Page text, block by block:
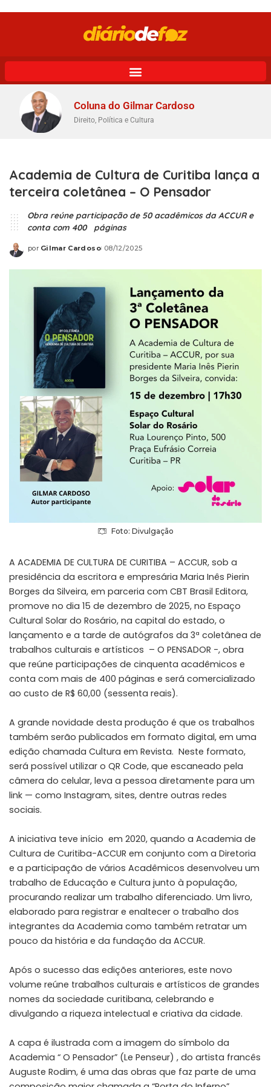
Coluna do Gilmar Cardoso
Direito, Política e Cultura
Academia de Cultura de Curitiba lança a
terceira coletânea – O Pensador
Obra reúne participação de 50 acadêmicos da ACCUR e
conta com 400 páginas
por Gilmar Cardoso 08/12/2025
Foto: Divulgação
A ACADEMIA DE CULTURA DE CURITIBA – ACCUR, sob a
presidência da escritora e empresária Maria Inês Pierin
Borges da Silveira, em parceria com CBT Brasil Editora,
promove no dia 15 de dezembro de 2025, no Espaço
Cultural Solar do Rosário, na capital do estado, o
lançamento e a tarde de autógrafos da 3ª coletânea de
trabalhos culturais e artísticos – O PENSADOR -, obra
que reúne participações de cinquenta acadêmicos e
conta com mais de 400 páginas e será comercializado
ao custo de R$ 60,00 (sessenta reais).
A grande novidade desta produção é que os trabalhos
também serão publicados em formato digital, em uma
edição chamada Cultura em Revista. Neste formato,
será possível utilizar o QR Code, que escaneado pela
câmera do celular, leva a pessoa diretamente para um
link — como Instagram, sites, dentre outras redes
sociais.
A iniciativa teve início em 2020, quando a Academia de
Cultura de Curitiba-ACCUR em conjunto com a Diretoria
e a participação de vários Acadêmicos desenvolveu um
trabalho de Educação e Cultura junto à população,
procurando realizar um trabalho diferenciado. Um livro,
elaborado para registrar e enaltecer o trabalho dos
integrantes da Academia como também retratar um
pouco da história e da fundação da ACCUR.
Após o sucesso das edições anteriores, este novo
volume reúne trabalhos culturais e artísticos de grandes
nomes da sociedade curitibana, celebrando e
divulgando a riqueza intelectual e criativa da cidade.
A capa é ilustrada com a imagem do símbolo da
Academia “ O Pensador” (Le Penseur) , do artista francês
Auguste Rodim, é uma das obras que faz parte de uma